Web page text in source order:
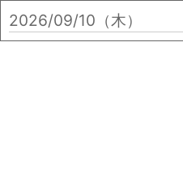
2026/09/10（木）